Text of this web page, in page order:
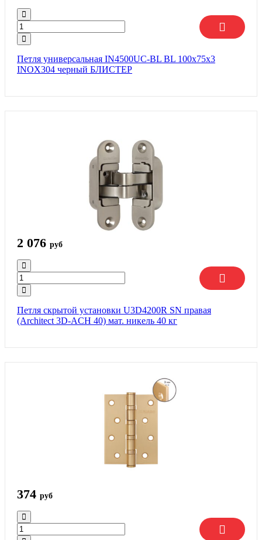
Петля универсальная IN4500UC-BL BL 100x75x3
INOX304 черный БЛИСТЕР
2 076 руб
Петля скрытой установки U3D4200R SN правая
(Architect 3D-ACH 40) мат. никель 40 кг
374 руб